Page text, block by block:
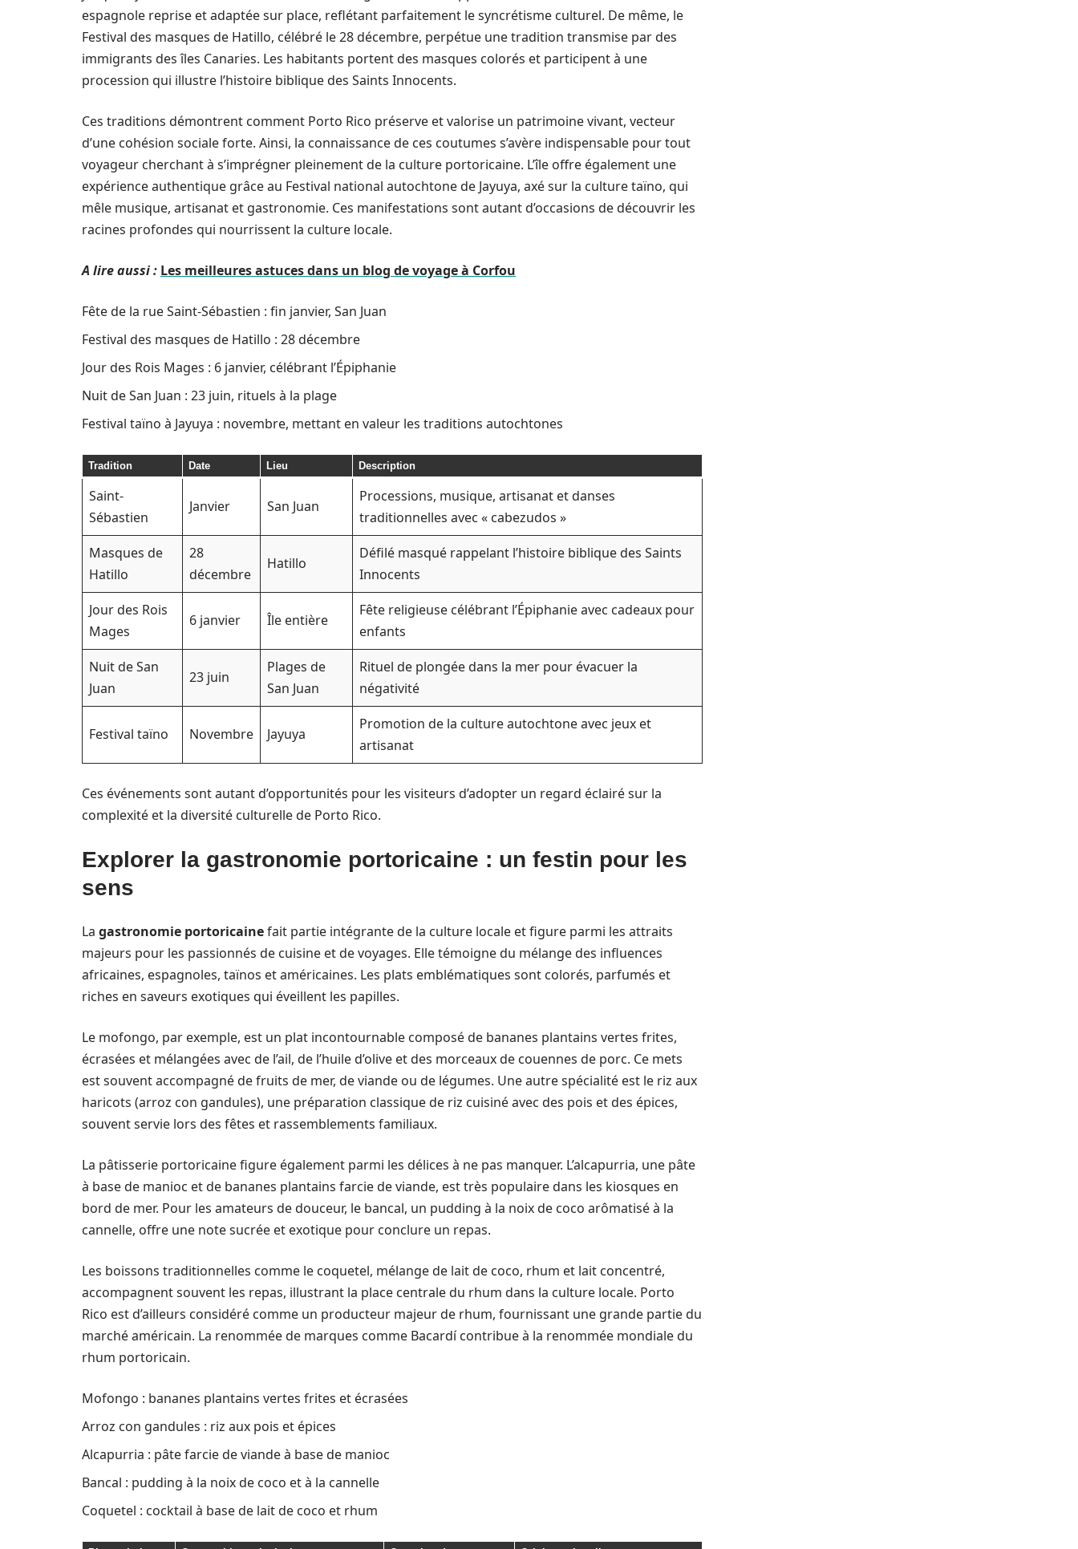
espagnole reprise et adaptée sur place, reflétant parfaitement le syncrétisme culturel. De même, le
Festival des masques de Hatillo, célébré le 28 décembre, perpétue une tradition transmise par des
immigrants des îles Canaries. Les habitants portent des masques colorés et participent à une
procession qui illustre l’histoire biblique des Saints Innocents.
Ces traditions démontrent comment Porto Rico préserve et valorise un patrimoine vivant, vecteur
d’une cohésion sociale forte. Ainsi, la connaissance de ces coutumes s’avère indispensable pour tout
voyageur cherchant à s’imprégner pleinement de la culture portoricaine. L’île offre également une
expérience authentique grâce au Festival national autochtone de Jayuya, axé sur la culture taïno, qui
mêle musique, artisanat et gastronomie. Ces manifestations sont autant d’occasions de découvrir les
racines profondes qui nourrissent la culture locale.
A lire aussi : Les meilleures astuces dans un blog de voyage à Corfou
Fête de la rue Saint-Sébastien : fin janvier, San Juan
Festival des masques de Hatillo : 28 décembre
Jour des Rois Mages : 6 janvier, célébrant l’Épiphanie
Nuit de San Juan : 23 juin, rituels à la plage
Festival taïno à Jayuya : novembre, mettant en valeur les traditions autochtones
Tradition Date Lieu Description
Saint-
Sébastien
Janvier San Juan
Processions, musique, artisanat et danses
traditionnelles avec « cabezudos »
Masques de
Hatillo
28
décembre
Hatillo
Défilé masqué rappelant l’histoire biblique des Saints
Innocents
Jour des Rois
Mages
6 janvier Île entière
Fête religieuse célébrant l’Épiphanie avec cadeaux pour
enfants
Nuit de San
Juan
23 juin
Plages de
San Juan
Rituel de plongée dans la mer pour évacuer la
négativité
Festival taïno Novembre Jayuya
Promotion de la culture autochtone avec jeux et
artisanat
Ces événements sont autant d’opportunités pour les visiteurs d’adopter un regard éclairé sur la
complexité et la diversité culturelle de Porto Rico.
Explorer la gastronomie portoricaine : un festin pour les
sens
La gastronomie portoricainefait partie intégrante de la culture locale et figure parmi les attraits
majeurs pour les passionnés de cuisine et de voyages. Elle témoigne du mélange des influences
africaines, espagnoles, taïnos et américaines. Les plats emblématiques sont colorés, parfumés et
riches en saveurs exotiques qui éveillent les papilles.
Le mofongo, par exemple, est un plat incontournable composé de bananes plantains vertes frites,
écrasées et mélangées avec de l’ail, de l’huile d’olive et des morceaux de couennes de porc. Ce mets
est souvent accompagné de fruits de mer, de viande ou de légumes. Une autre spécialité est le riz aux
haricots (arroz con gandules), une préparation classique de riz cuisiné avec des pois et des épices,
souvent servie lors des fêtes et rassemblements familiaux.
La pâtisserie portoricaine figure également parmi les délices à ne pas manquer. L’alcapurria, une pâte
à base de manioc et de bananes plantains farcie de viande, est très populaire dans les kiosques en
bord de mer. Pour les amateurs de douceur, le bancal, un pudding à la noix de coco arômatisé à la
cannelle, offre une note sucrée et exotique pour conclure un repas.
Les boissons traditionnelles comme le coquetel, mélange de lait de coco, rhum et lait concentré,
accompagnent souvent les repas, illustrant la place centrale du rhum dans la culture locale. Porto
Rico est d’ailleurs considéré comme un producteur majeur de rhum, fournissant une grande partie du
marché américain. La renommée de marques comme Bacardí contribue à la renommée mondiale du
rhum portoricain.
Mofongo : bananes plantains vertes frites et écrasées
Arroz con gandules : riz aux pois et épices
Alcapurria : pâte farcie de viande à base de manioc
Bancal : pudding à la noix de coco et à la cannelle
Coquetel : cocktail à base de lait de coco et rhum